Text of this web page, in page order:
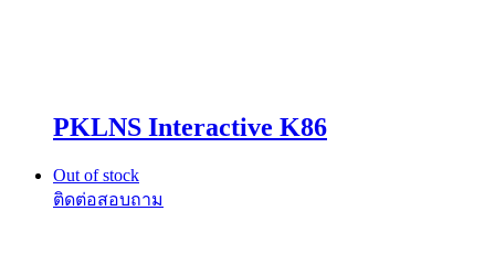
PKLNS Interactive K86
Out of stock